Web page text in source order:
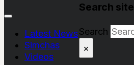
Latest News
Simchas
Videos
Search site
Search
×